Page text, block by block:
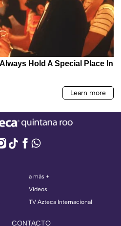
a más +
Videos
TV Azteca Internacional
CONTACTO